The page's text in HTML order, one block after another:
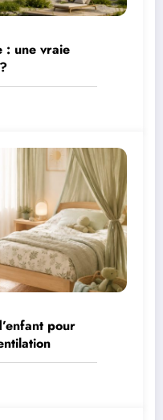
: une vraie
pour